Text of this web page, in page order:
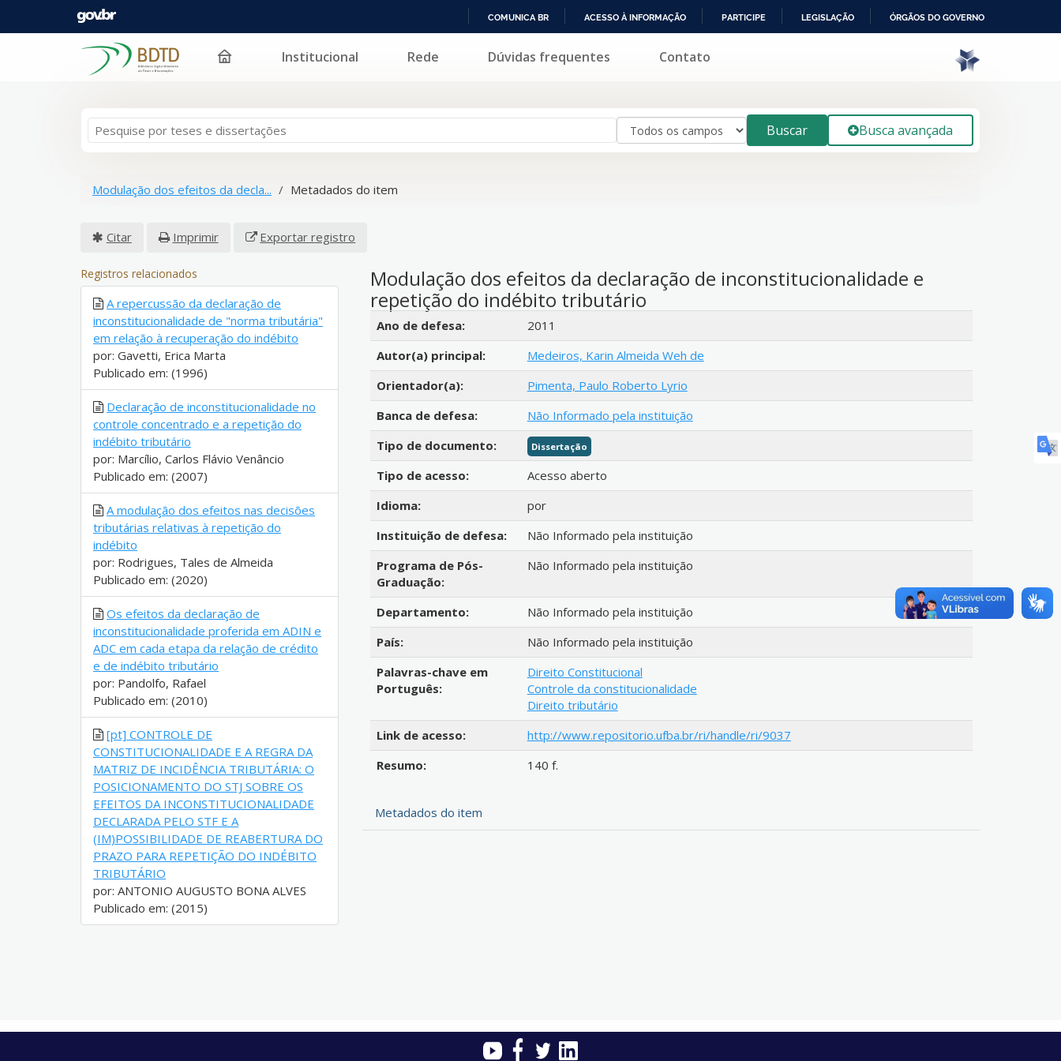
PARA
COMUNICA BR ACESSO À INFORMAÇÃO PARTICIPE LEGISLAÇÃO ÓRGÃOS DO GOVERNO
Pular para o conteúdo Institucional Rede Dúvidas frequentes Contato
Buscar Busca avançada
Modulação dos efeitos da decla... Metadados do item
Citar Imprimir Exportar registro
Modulação dos efeitos da declaração de inconstitucionalidade e
repetição do indébito tributário
Detalhes bibliográficos
Ano de defesa:
2011
Autor(a) principal:
Medeiros, Karin Almeida Weh de
Orientador(a):
Pimenta, Paulo Roberto Lyrio
Banca de defesa:
Não Informado pela instituição
Tipo de documento:
Dissertação
Tipo de acesso:
Acesso aberto
Idioma:
por
Instituição de defesa:
Não Informado pela instituição
Programa de Pós-
Graduação:
Não Informado pela instituição
Departamento:
Não Informado pela instituição
País:
Não Informado pela instituição
Palavras-chave em
Português:
Direito Constitucional
Controle da constitucionalidade
Direito tributário
Link de acesso:
http://www.repositorio.ufba.br/ri/handle/ri/9037
Resumo:
140 f.
Metadados do item
Registros relacionados
A repercussão da declaração de
inconstitucionalidade de "norma tributária"
em relação à recuperação do indébito
por: Gavetti, Erica Marta
Publicado em: (1996)
Declaração de inconstitucionalidade no
controle concentrado e a repetição do
indébito tributário
por: Marcílio, Carlos Flávio Venâncio
Publicado em: (2007)
A modulação dos efeitos nas decisões
tributárias relativas à repetição do
indébito
por: Rodrigues, Tales de Almeida
Publicado em: (2020)
Os efeitos da declaração de
inconstitucionalidade proferida em ADIN e
ADC em cada etapa da relação de crédito
e de indébito tributário
por: Pandolfo, Rafael
Publicado em: (2010)
[pt] CONTROLE DE
CONSTITUCIONALIDADE E A REGRA DA
MATRIZ DE INCIDÊNCIA TRIBUTÁRIA: O
POSICIONAMENTO DO STJ SOBRE OS
EFEITOS DA INCONSTITUCIONALIDADE
DECLARADA PELO STF E A
(IM)POSSIBILIDADE DE REABERTURA DO
PRAZO PARA REPETIÇÃO DO INDÉBITO
TRIBUTÁRIO
por: ANTONIO AUGUSTO BONA ALVES
Publicado em: (2015)